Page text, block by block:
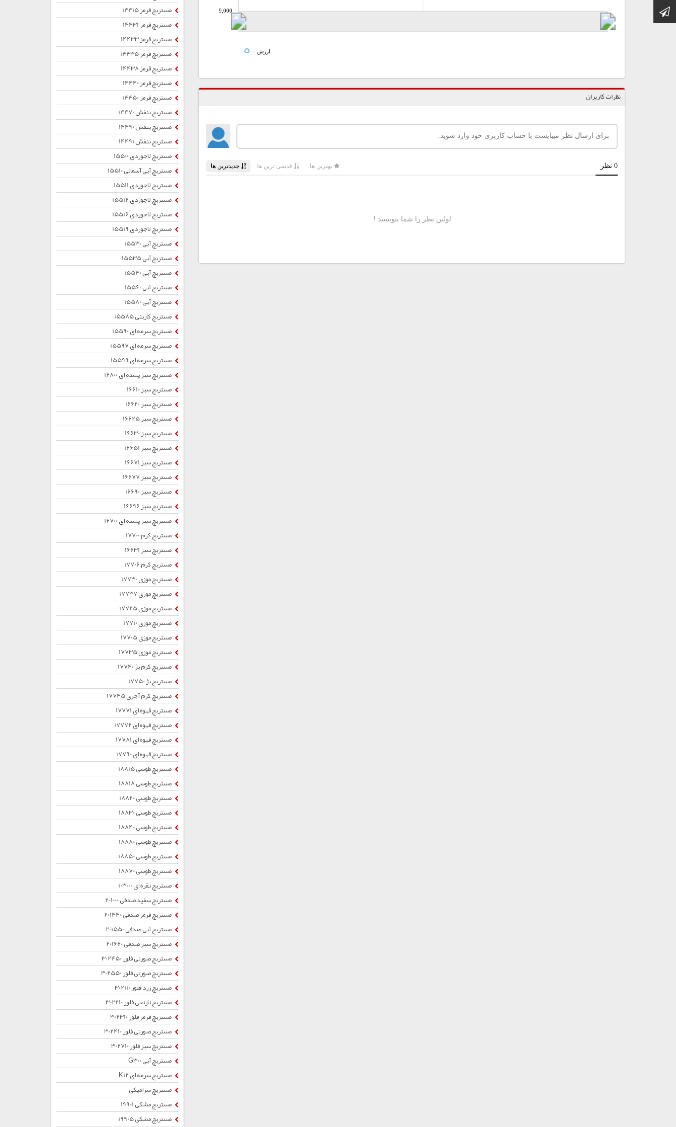
کانال تلگرام
9,000
ارزش
نظرات کاربران
مستربچ قرمز 14415
مستربچ قرمز 14431
مستربچ قرمز 14433
مستربچ قرمز 14435
مستربچ قرمز 14438
مستربچ قرمز 14440
مستربچ قرمز 14450
مستربچ بنفش 14470
مستربچ بنفش 14490
مستربچ بنفش 14491
مستربچ لاجوردی 15500
مستربچ آبی آسمانی 15510
مستربچ لاجوردی 15511
مستربچ لاجوردی 15512
مستربچ لاجوردی 15516
مستربچ لاجوردی 15519
مستربچ آبی 15530
مستربچ آبی 15535
مستربچ آبی 15540
مستربچ آبی 15560
مستربچ آبی 15580
مستربچ کاربنی 15585
مستربچ سرمه ای 15590
مستربچ سرمه ای 15597
مستربچ سرمه ای 15599
مستربچ سبز پسته ای 16800
مستربچ سبز 16610
مستربچ سبز 16620
مستربچ سبز 16625
مستربچ سبز 16630
مستربچ سبز 16651
مستربچ سبز 16671
مستربچ سبز 16677
مستربچ سبز 16690
مستربچ سبز 16696
مستربچ سبز پسته ای 16700
مستربچ کرم 17700
مستربچ سبز 16631
مستربچ کرم 17706
مستربچ موزی 17730
مستربچ موزی 17737
مستربچ موزی 17725
مستربچ موزی 17710
مستربچ موزی 17705
مستربچ موزی 17735
مستربچ کرم بژ 17740
مستربچ بژ 17750
مستربچ کرم آجری 17745
مستربچ قهوه ای 17771
مستربچ قهوه ای 17772
مستربچ قهوه ای 17781
مستربچ قهوه ای 17790
مستربچ طوسی 18815
مستربچ طوسی 18818
مستربچ طوسی 18820
مستربچ طوسی 18830
مستربچ طوسی 18840
مستربچ طوسی 18880
مستربچ طوسی 18850
مستربچ طوسی 18870
مستربچ نقره ای 103000
مستربچ سفید صدفی 201000
مستربچ قرمز صدفی 201440
مستربچ آبی صدفی 201550
مستربچ سبز صدفی 201660
مستربچ صورتی فلور 302450
مستربچ صورتی فلور 302550
مستربچ زرد فلور 302110
مستربچ نارنجی فلور 302210
مستربچ قرمز فلور 302310
مستربچ صورتی فلور 302410
مستربچ سبز فلور 302710
مستربچ آبی G300
مستربچ سرمه ای K12
مستربچ سرامیکی
مستربچ مشکی 19901
مستربچ مشکی 19905